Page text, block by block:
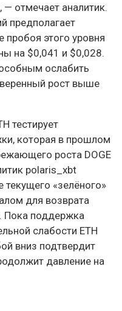
отмечает аналитик.
предполагает
пробоя этого уровня
на $0,041 и $0,028.
ослабить
рост выше
тестирует
которая в прошлом
роста DOGE
polaris_xbt
текущего «зелёного»
для возврата
Пока поддержка
слабости ETH
вниз подтвердит
давление на